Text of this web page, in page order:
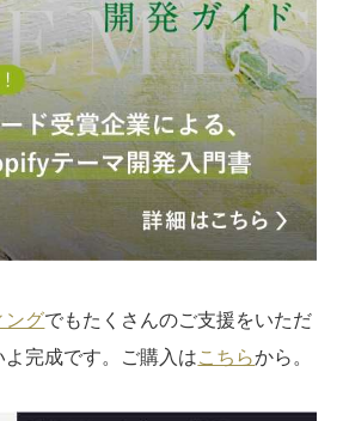
あらかじめご了承ください。
ングでもたくさんのご支援をいただ
完成です。ご購入はこちらから。